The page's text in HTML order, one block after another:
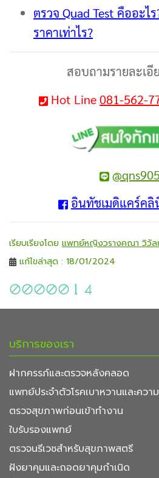
ตรวจ Quad Test คืออะไ
ราคาเท่าไร?
สอบถามรายละเอี
Hot Line 081-562-
อินทัชเมดิแคร์คลิ
เรียบเรียงโดย แพทย์หญิงวรางคณา วิวัล
แก้ไขล่าสุด : 18/01/2024
บริการของเรา
ฝากครรภ์และตรวจหลังคลอด
แพทย์ประจำตัวโรคเบาหวานและควา
ตรวจสุขภาพก่อนเข้าทำงาน
ใบรับรองแพทย์
ตรวจนรีเวชสำหรับสุขภาพสตรี
ฝังยาคุมและถอดยาคุมกำเนิด